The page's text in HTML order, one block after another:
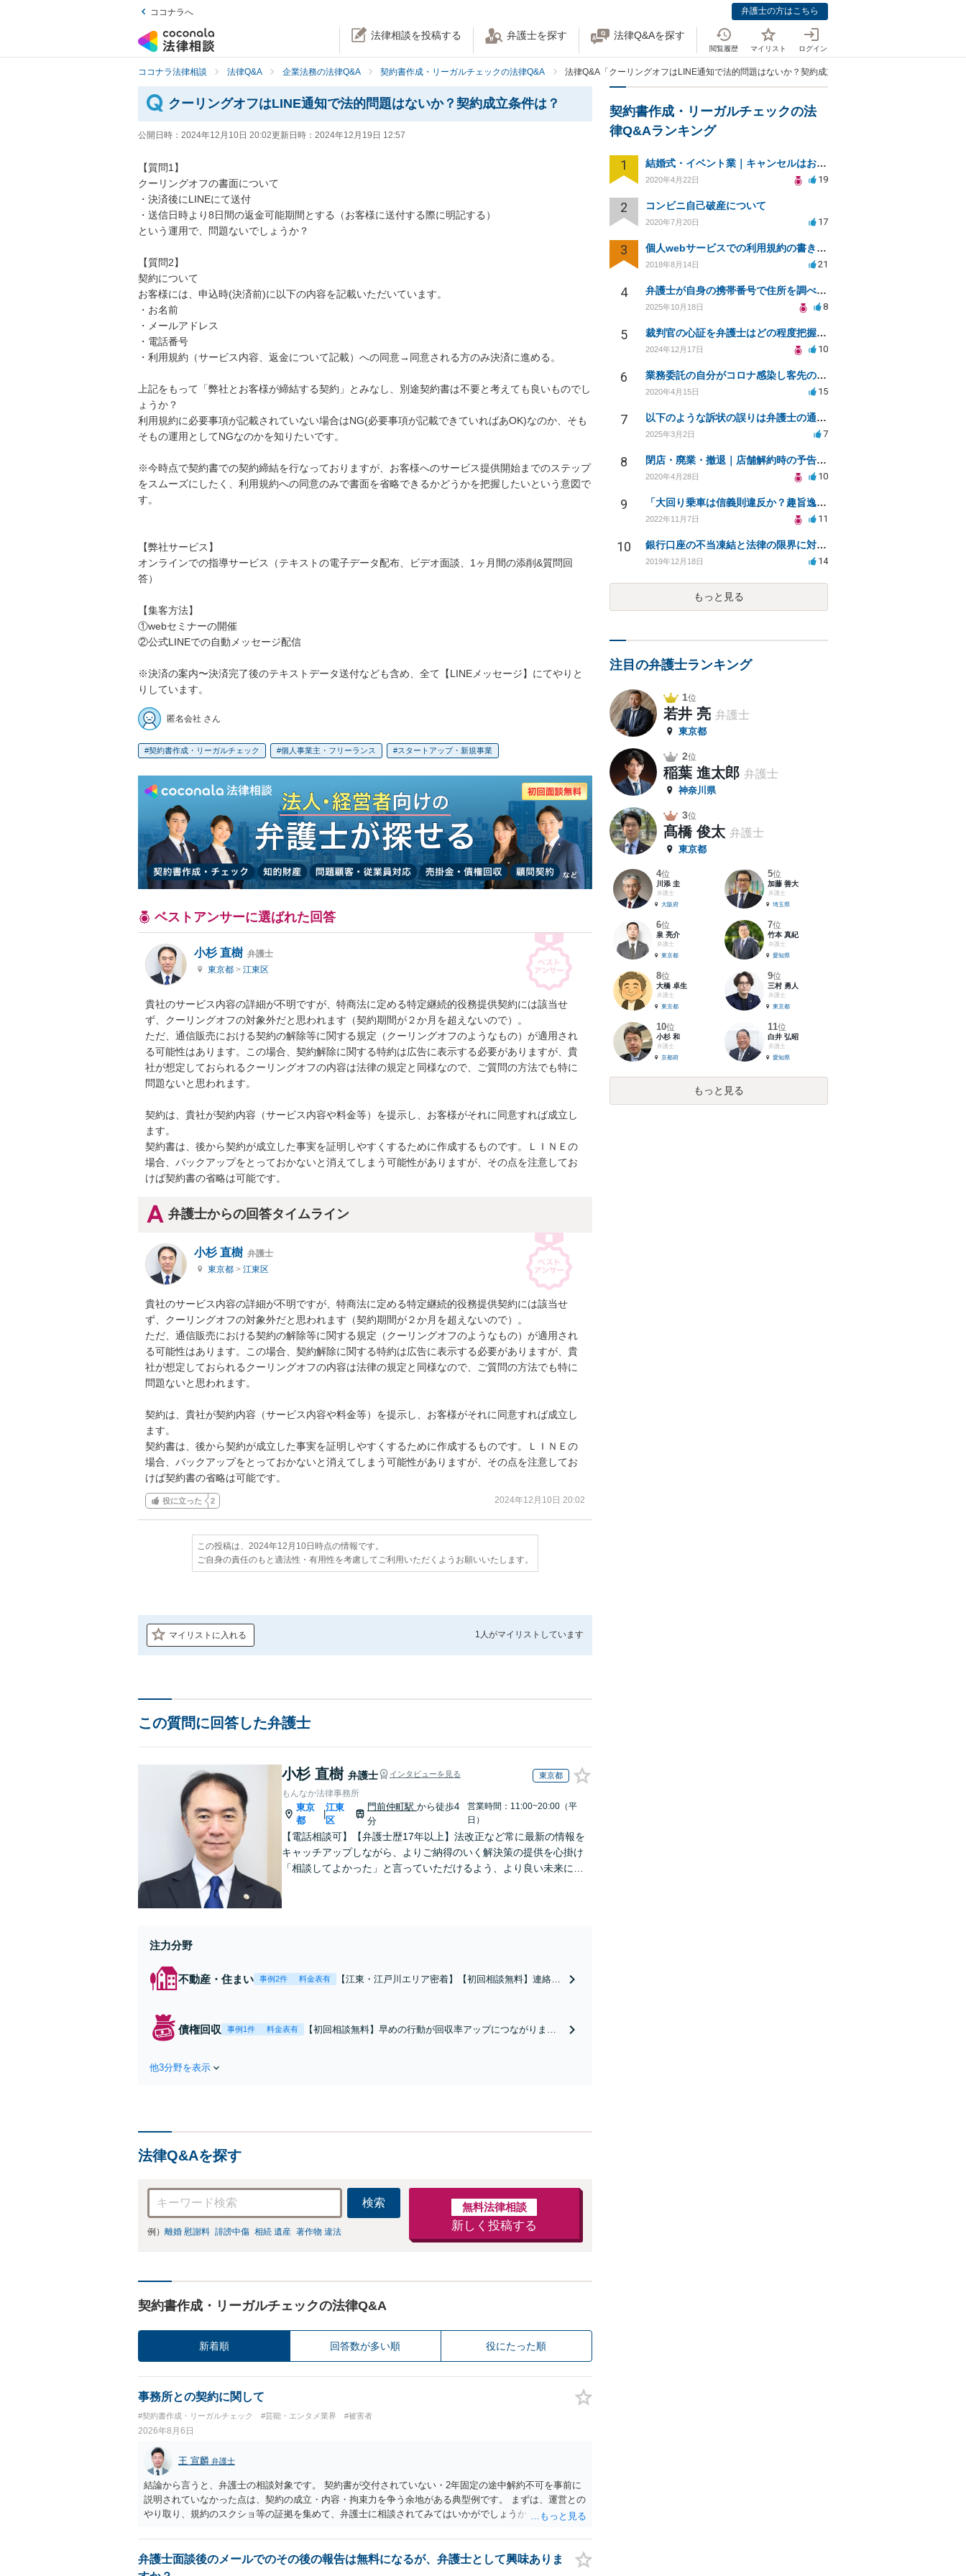
ココナラへ 弁護士の方はこちら
法律相談を投稿する 弁護士を探す 法律Q&Aを探す
閲覧履歴 マイリスト ログイン
ココナラ法律相談 法律Q&A 企業法務の法律Q&A 契約書作成・リーガルチェックの法律Q&A 法律Q&A「クーリングオフはLINE通知で法的問題はないか？契約成立条件は？」
クーリングオフはLINE通知で法的問題はないか？契約成立条件は？
公開日時： 2024年12月10日 20:02更新日時： 2024年12月19日 12:57
【質問1】
クーリングオフの書面について
・決済後にLINEにて送付
・送信日時より8日間の返金可能期間とする（お客様に送付する際に明記する）
という運用で、問題ないでしょうか？
【質問2】
契約について
お客様には、申込時(決済前)に以下の内容を記載いただいています。
・お名前
・メールアドレス
・電話番号
・利用規約（サービス内容、返金について記載）への同意→同意される方のみ決済に進める。
上記をもって「弊社とお客様が締結する契約」とみなし、別途契約書は不要と考えても良いものでし
ょうか？
利用規約に必要事項が記載されていない場合はNG(必要事項が記載できていればあOK)なのか、そも
そもの運用としてNGなのかを知りたいです。
※今時点で契約書での契約締結を行なっておりますが、お客様へのサービス提供開始までのステップ
をスムーズにしたく、利用規約への同意のみで書面を省略できるかどうかを把握したいという意図で
す。
【弊社サービス】
オンラインでの指導サービス（テキストの電子データ配布、ビデオ面談、1ヶ月間の添削&質問回
答）
【集客方法】
①webセミナーの開催
②公式LINEでの自動メッセージ配信
※決済の案内〜決済完了後のテキストデータ送付なども含め、全て【LINEメッセージ】にてやりと
りしています。
匿名会社 さん
契約書作成・リーガルチェック 個人事業主・フリーランス スタートアップ・新規事業
ベストアンサーに選ばれた回答
小杉 直樹 弁護士
東京都 > 江東区
貴社のサービス内容の詳細が不明ですが、特商法に定める特定継続的役務提供契約には該当せ
ず、クーリングオフの対象外だと思われます（契約期間が２か月を超えないので）。
ただ、通信販売における契約の解除等に関する規定（クーリングオフのようなもの）が適用され
る可能性はあります。この場合、契約解除に関する特約は広告に表示する必要がありますが、貴
社が想定しておられるクーリングオフの内容は法律の規定と同様なので、ご質問の方法でも特に
問題ないと思われます。
契約は、貴社が契約内容（サービス内容や料金等）を提示し、お客様がそれに同意すれば成立し
ます。
契約書は、後から契約が成立した事実を証明しやすくするために作成するものです。ＬＩＮＥの
場合、バックアップをとっておかないと消えてしまう可能性がありますが、その点を注意してお
けば契約書の省略は可能です。
弁護士からの回答タイムライン
小杉 直樹 弁護士
東京都 > 江東区
貴社のサービス内容の詳細が不明ですが、特商法に定める特定継続的役務提供契約には該当せ
ず、クーリングオフの対象外だと思われます（契約期間が２か月を超えないので）。
ただ、通信販売における契約の解除等に関する規定（クーリングオフのようなもの）が適用され
る可能性はあります。この場合、契約解除に関する特約は広告に表示する必要がありますが、貴
社が想定しておられるクーリングオフの内容は法律の規定と同様なので、ご質問の方法でも特に
問題ないと思われます。
契約は、貴社が契約内容（サービス内容や料金等）を提示し、お客様がそれに同意すれば成立し
ます。
契約書は、後から契約が成立した事実を証明しやすくするために作成するものです。ＬＩＮＥの
場合、バックアップをとっておかないと消えてしまう可能性がありますが、その点を注意してお
けば契約書の省略は可能です。
役に立った 2 2024年12月10日 20:02
この投稿は、2024年12月10日時点の情報です。
ご自身の責任のもと適法性・有用性を考慮してご利用いただくようお願いいたします。
マイリストに入れる 1人がマイリストしています
この質問に回答した弁護士
小杉 直樹 弁護士 インタビューを見る 東京都
もんなか法律事務所
東京
都
|
江東
区
門前仲町駅から徒歩4
分
営業時間：11:00~20:00（平
日）
【電話相談可】【弁護士歴17年以上】法改正など常に最新の情報を
キャッチアップしながら、よりご納得のいく解決策の提供を心掛け
「相談してよかった」と言っていただけるよう、より良い未来に向
注力分野
不動産・住まい 事例2件 料金表有
【江東・江戸川エリア密着】【初回相談無料】連絡は
からのご相談はお任せください【弁護士歴15年以上】
債権回収 事例1件 料金表有
【初回相談無料】早めの行動が回収率アップにつながりま
他3分野を表示
法律Q&Aを探す
検索
例） 離婚 慰謝料 誹謗中傷 相続 遺産 著作物 違法
無料法律相談
新しく投稿する
契約書作成・リーガルチェックの法律Q&A
新着順 回答数が多い順 役にたった順
事務所との契約に関して
#契約書作成・リーガルチェック #芸能・エンタメ業界 #被害者
2026年8月6日
王 宣麟 弁護士
結論から言うと、弁護士の相談対象です。 契約書が交付されていない・2年固定の途中解約不可を事前に
説明されていなかった点は、契約の成立・内容・拘束力を争う余地がある典型例です。 まずは、運営との
やり取り、規約のスクショ等の証拠を集めて、弁護士に相談されてみてはいかがでしょうか。 また同時並
弁護士面談後のメールでのその後の報告は無料になるが、弁護士として興味ありま
契約書作成・リーガルチェックの法
律Q&Aランキング
1 結婚式・イベント業｜キャンセルはお客様都合？コロナによる結婚式キャンセルのトラブル対処（編集部投稿）
2020年4月22日 19
2 コンビニ自己破産について
2020年7月20日 17
3 個人webサービスでの利用規約の書き方として「株式会社○○（以下当社）」と違う表現はありますか？
2018年8月14日 21
4 弁護士が自身の携帯番号で住所を調べる方法について
2025年10月18日 8
5 裁判官の心証を弁護士はどの程度把握できるのか？
2024年12月17日 10
6 業務委託の自分がコロナ感染し客先の事務所閉鎖になったら損害賠償請求されますか？
2020年4月15日 15
7 以下のような訴状の誤りは弁護士の通常業務範囲に含まれるか？
2025年3月2日 7
8 閉店・廃業・撤退｜店舗解約時の予告期間や残りの家賃の支払い（編集部投稿）
2020年4月28日 10
9 「大回り乗車は信義則違反か？趣旨逸脱の法的見解」
2022年11月7日 11
10 銀行口座の不当凍結と法律の限界に対する疑問
2019年12月18日 14
もっと見る
注目の弁護士ランキング
1位
若井 亮 弁護士
東京都
2位
稲葉 進太郎 弁護士
神奈川県
3位
髙橋 俊太 弁護士
東京都
4位
川添 圭
弁護士
大阪府
5位
加藤 善大
弁護士
埼玉県
6位
泉 亮介
弁護士
東京都
7位
竹本 真紀
弁護士
愛知県
8位
大橋 卓生
弁護士
東京都
9位
三村 勇人
弁護士
東京都
10位
小杉 和
弁護士
京都府
11位
白井 弘昭
弁護士
愛知県
もっと見る